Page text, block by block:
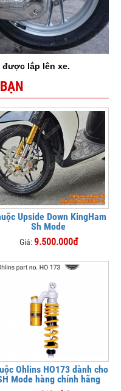
được lắp lên xe.
Upside Down KingHam
Sh Mode
Giá:9.500.000đ
Ohlins HO173 dành cho
Mode hàng chính hãng